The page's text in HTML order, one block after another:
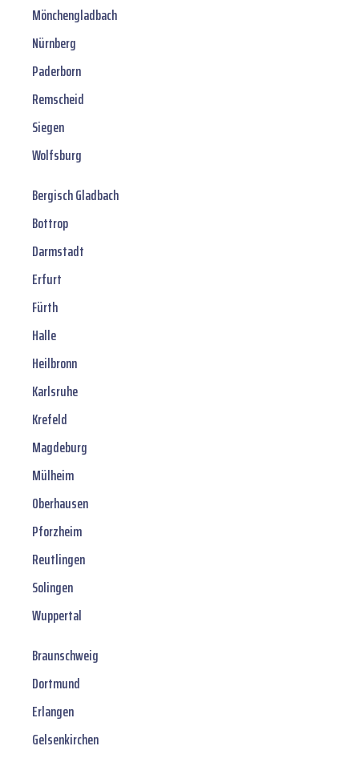
Mönchengladbach
Nürnberg
Paderborn
Remscheid
Siegen
Wolfsburg
Bergisch Gladbach
Bottrop
Darmstadt
Erfurt
Fürth
Halle
Heilbronn
Karlsruhe
Krefeld
Magdeburg
Mülheim
Oberhausen
Pforzheim
Reutlingen
Solingen
Wuppertal
Braunschweig
Dortmund
Erlangen
Gelsenkirchen